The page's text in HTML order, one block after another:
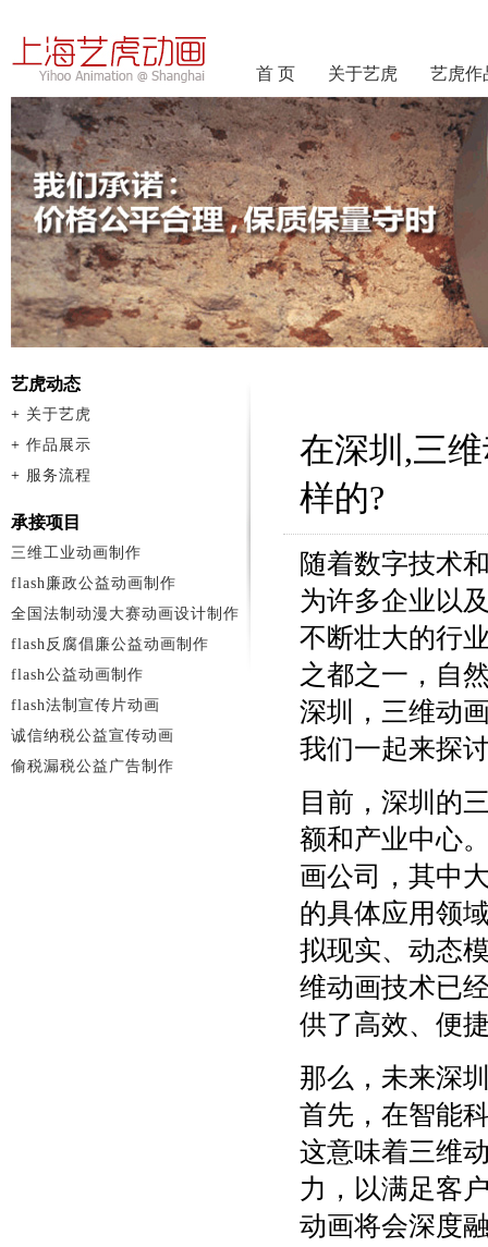
首 页 关于艺虎 艺虎作
在深圳,三
样的?
随着数字技术
为许多企业以
不断壮大的行
之都之一，自
深圳，三维动
我们一起来探
目前，深圳的
额和产业中心
画公司，其中
的具体应用领
拟现实、动态
维动画技术已
供了高效、便
那么，未来深
首先，在智能
这意味着三维
力，以满足客
动画将会深度
艺虎动态
+ 关于艺虎
+ 作品展示
+ 服务流程
承接项目
三维工业动画制作
flash廉政公益动画制作
全国法制动漫大赛动画设计制作
flash反腐倡廉公益动画制作
flash公益动画制作
flash法制宣传片动画
诚信纳税公益宣传动画
偷税漏税公益广告制作